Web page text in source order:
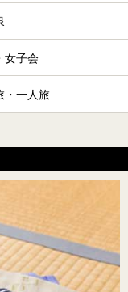
女子会
・一人旅